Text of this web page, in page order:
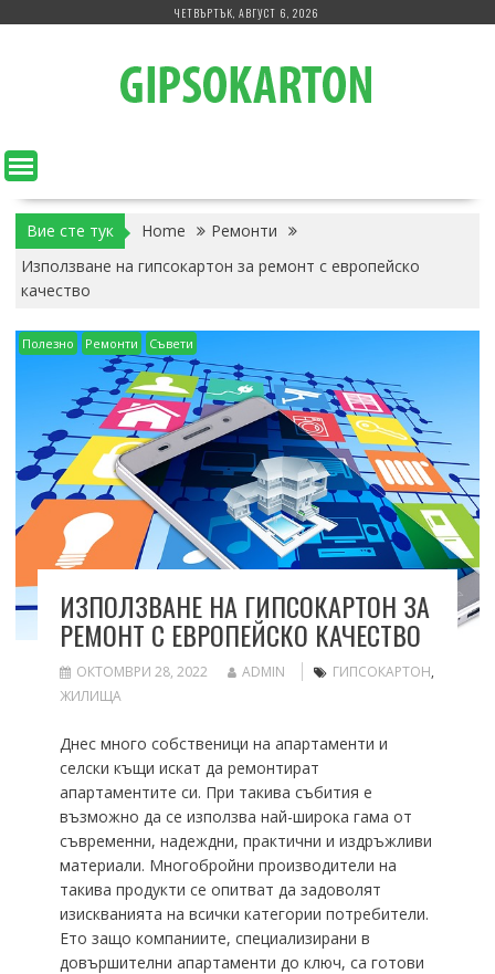
ЧЕТВЪРТЪК, АВГУСТ 6, 2026
Вие сте тук Home
Ремонти
Използване на гипсокартон за ремонт с европейско
качество
Полезно Ремонти Съвети
ИЗПОЛЗВАНЕ НА ГИПСОКАРТОН ЗА
РЕМОНТ С ЕВРОПЕЙСКО КАЧЕСТВО
ОКТОМВРИ 28, 2022 ADMIN ГИПСОКАРТОН,
ЖИЛИЩА
Днес много собственици на апартаменти и
селски къщи искат да ремонтират
апартаментите си. При такива събития е
възможно да се използва най-широка гама от
съвременни, надеждни, практични и издръжливи
материали. Многобройни производители на
такива продукти се опитват да задоволят
изискванията на всички категории потребители.
Ето защо компаниите, специализирани в
довършителни апартаменти до ключ, са готови